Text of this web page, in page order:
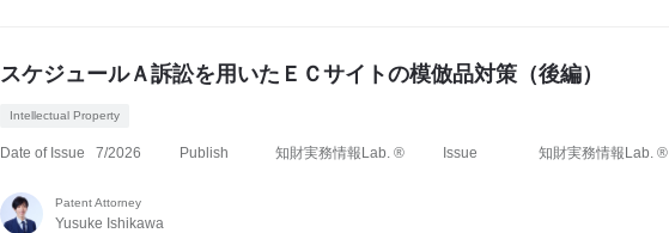
スケジュールＡ訴訟を用いたＥＣサイトの模倣品対策（後編）
Intellectual Property
Date of Issue 7/2026 Publish 知財実務情報Lab. ® Issue 知財実務情報Lab. ®
Patent Attorney
Yusuke Ishikawa